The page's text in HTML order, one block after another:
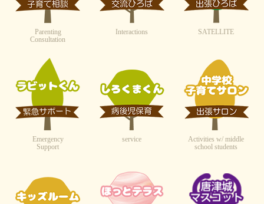
Parenting
Consultation
Interactions SATELLITE
Emergency
Support
service
Activities w/ middle
school students